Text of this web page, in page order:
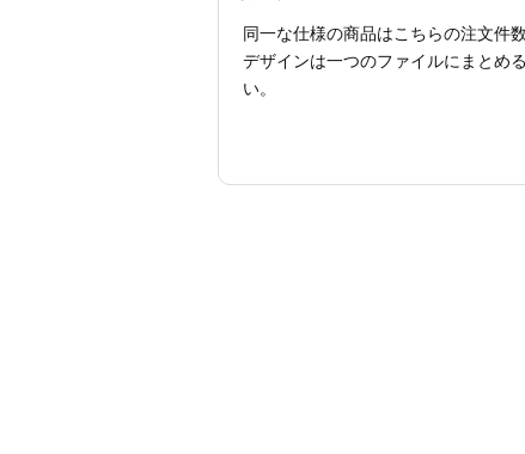
同一な仕様の商品はこちらの注文件
デザインは一つのファイルにまとめ
い。